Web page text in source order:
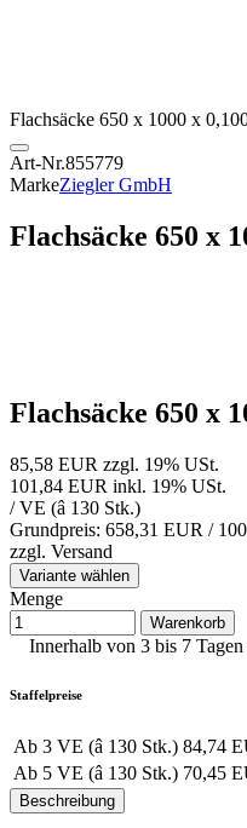
Flachsäcke 650 x 1000 x
Art-Nr.855779
MarkeZiegler GmbH
Flachsäcke 650 x
Flachsäcke 650 x
85,58 EUR zzgl. 19% USt.
101,84 EUR inkl. 19% USt.
/ VE (â 130 Stk.)
Grundpreis: 658,31 EUR /
zzgl. Versand
Variante wählen
Menge
Warenkorb
Innerhalb von 3 bis 7
Staffelpreise
Ab 3 VE (â 130 Stk.) 84,74
Ab 5 VE (â 130 Stk.) 70,45
Beschreibung